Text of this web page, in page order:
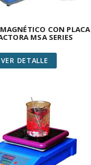
CON PLACA
MSA SERIES
VER DETALLE